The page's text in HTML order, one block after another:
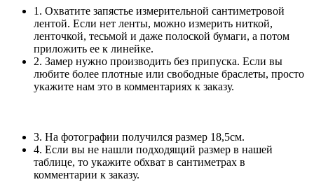
1. Охватите запястье измерительной сантиметровой
лентой. Если нет ленты, можно измерить ниткой,
ленточкой, тесьмой и даже полоской бумаги, а потом
приложить ее к линейке.
2. Замер нужно производить без припуска. Если вы
любите более плотные или свободные браслеты, просто
укажите нам это в комментариях к заказу.
3. На фотографии получился размер 18,5см.
4. Если вы не нашли подходящий размер в нашей
таблице, то укажите обхват в сантиметрах в
комментарии к заказу.